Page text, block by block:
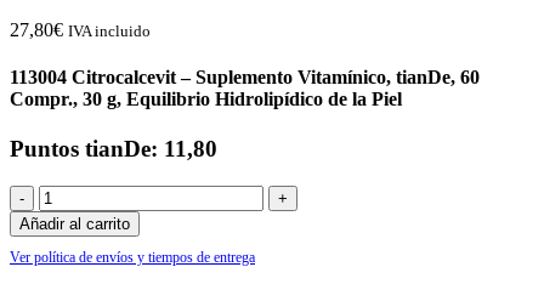
27,80€ IVA incluido
113004 Citrocalcevit – Suplemento Vitamínico, tianDe, 60
Compr., 30 g, Equilibrio Hidrolipídico de la Piel
Puntos tianDe: 11,80
-
+
Añadir al carrito
Ver política de envíos y tiempos de entrega